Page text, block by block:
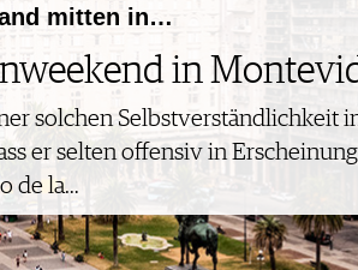
mitten in…
in
solchen Selbstverständlichkeit
er selten offensiv in
de la…